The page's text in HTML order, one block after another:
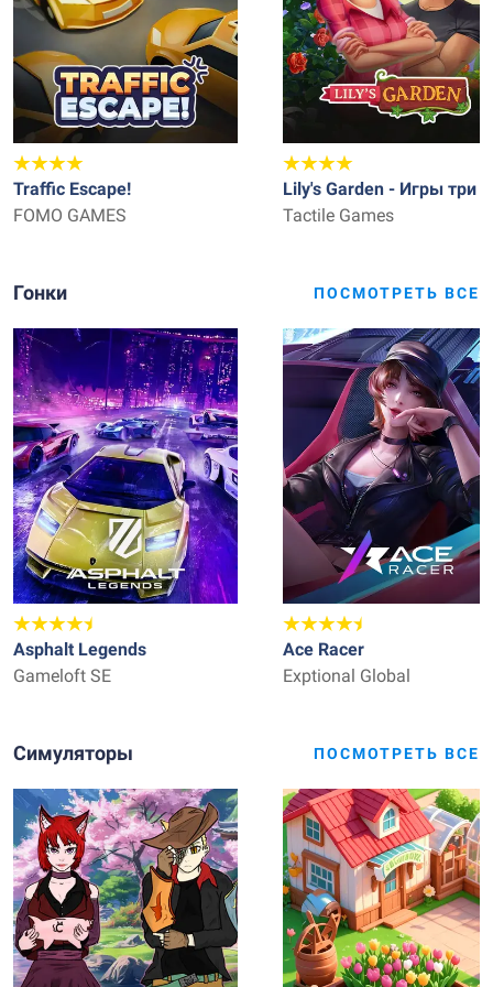
Traffic Escape!
FOMO GAMES
Lily's Garden - Игры три в
ряд
Tactile Games
Гонки ПОСМОТРЕТЬ ВСЕ
Asphalt Legends
Gameloft SE
Ace Racer
Exptional Global
Симуляторы ПОСМОТРЕТЬ ВСЕ